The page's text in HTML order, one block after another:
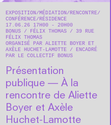
EXPOSITION MÉDIATION
RENCONTRE/
CONFÉRENCE
RÉSIDENCE
17.06.26 17H00 - 20H00
BONUS
FÉLIX THOMAS
39 RUE
FÉLIX THOMAS
ORGANISÉ PAR ALIETTE BOYER ET
AXÈLE HUCHET-LAMOTTE
ENCADRÉ
PAR LE COLLECTIF BONUS
Présentation
publique — À la
rencontre de Aliette
Boyer et Axèle
Huchet-Lamotte